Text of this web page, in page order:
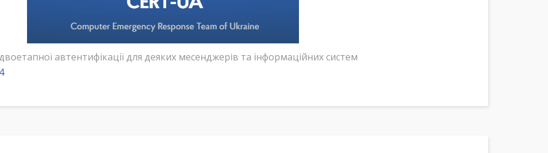
автентифікації для деяких месенджерів та інформаційних систем